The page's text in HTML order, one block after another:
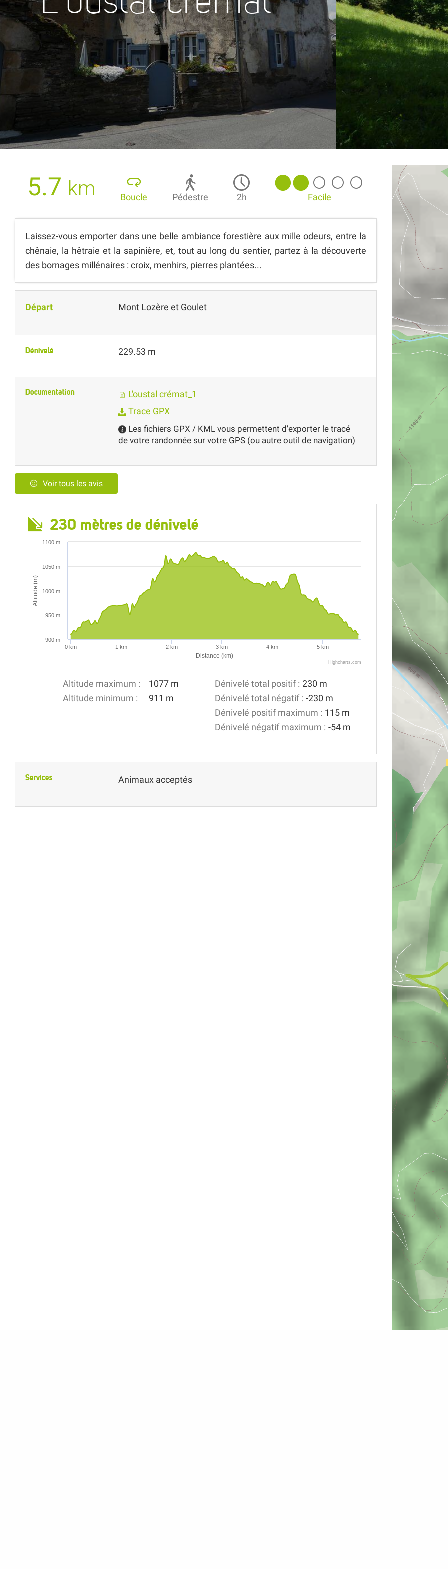
5.7 km Boucle Pédestre 2h Facile
Laissez-vous emporter dans une belle ambiance forestière aux mille odeurs, entre la
chênaie, la hêtraie et la sapinière, et, tout au long du sentier, partez à la découverte
des bornages millénaires : croix, menhirs, pierres plantées...
Départ Mont Lozère et Goulet
Dénivelé 229.53 m
Documentation
L'oustal crémat_1
Trace GPX
Les fichiers GPX / KML vous permettent d'exporter le tracé
de votre randonnée sur votre GPS (ou autre outil de navigation)
Voir tous les avis
230 mètres de dénivelé
Distance (km)
Altitude (m)
0 km 1 km 2 km 3 km 4 km 5 km
900 m
950 m
1000 m
1050 m
1100 m
Highcharts.com
Altitude maximum :
1077 m
Altitude minimum :
911 m
Dénivelé total positif : 230 m
Dénivelé total négatif : -230 m
Dénivelé positif maximum : 115 m
Dénivelé négatif maximum : -54 m
Services Animaux acceptés